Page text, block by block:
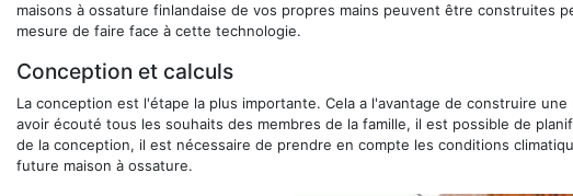
maisons à ossature finlandaise de vos propres mains peuvent être construites
mesure de faire face à cette technologie.
Conception et calculs
La conception est l'étape la plus importante. Cela a l'avantage de construire
avoir écouté tous les souhaits des membres de la famille, il est possible de
de la conception, il est nécessaire de prendre en compte les conditions
future maison à ossature.